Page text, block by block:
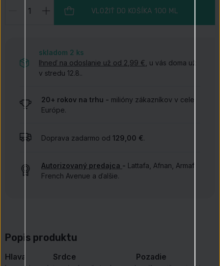
VLOŽIŤ DO KOŠÍKA 100 ML
skladom 2 ks
Ihneď na odoslanie už od 2,99 €
, u vás doma už
v stredu 12.8..
20+ rokov na trhu - milióny zákazníkov v celej
Európe.
Doprava zadarmo od 129,00 €.
Autorizovaný predajca - Lattafa, Afnan, Armaf,
French Avenue a ďalšie.
Popis produktu
Hlava Srdce Pozadie